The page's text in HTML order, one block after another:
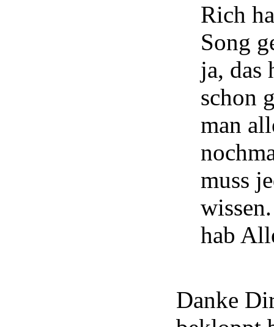
Rich
Song
ja, das
schon
man
muss
hab
Danke